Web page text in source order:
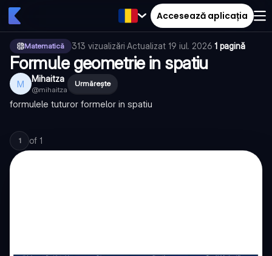
Accesează aplicația
Matematică 313 vizualizări·Actualizat 19 iul. 2026·1 pagină
Formule geometrie in spatiu
M Mihaitza
@mihaitza
Urmărește
formulele tuturor formelor in spatiu
1 of 1